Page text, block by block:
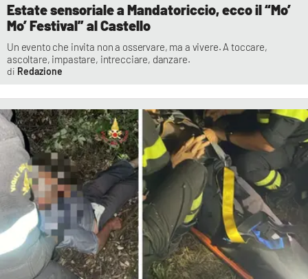
Estate sensoriale a Mandatoriccio, ecco il “Mo’
Mo’ Festival” al Castello
Un evento che invita non a osservare, ma a vivere. A toccare,
ascoltare, impastare, intrecciare, danzare.
Redazione